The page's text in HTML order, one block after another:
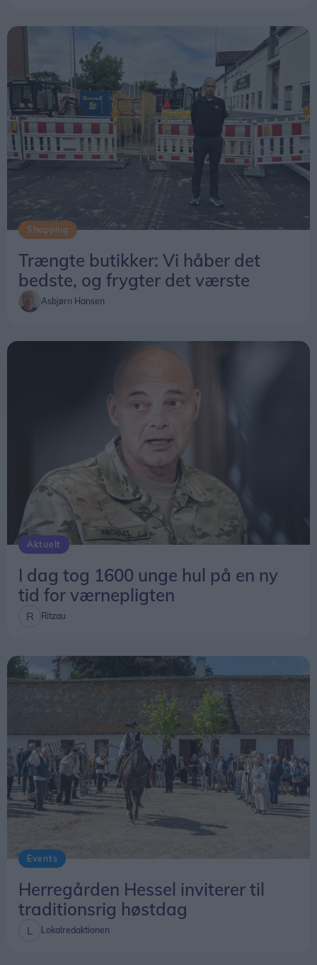
Shopping
Trængte butikker: Vi håber det
bedste, og frygter det værste
Asbjørn Hansen
Aktuelt
I dag tog 1600 unge hul på en ny
tid for værnepligten
Ritzau
Events
Herregården Hessel inviterer til
traditionsrig høstdag
Lokalredaktionen